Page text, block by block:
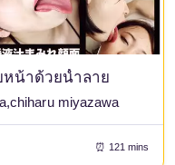
หน้าด้วยน้ำลาย
miyazawa
⏰ 121 mins